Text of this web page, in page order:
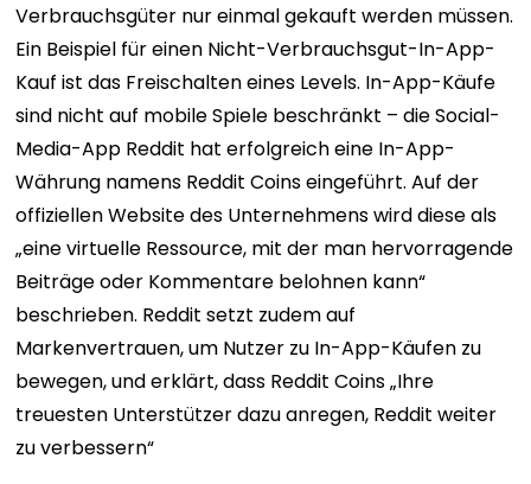
Verbrauchsgüter nur einmal gekauft werden müssen.
Ein Beispiel für einen Nicht-Verbrauchsgut-In-App-
Kauf ist das Freischalten eines Levels. In-App-Käufe
sind nicht auf mobile Spiele beschränkt – die Social-
Media-App Reddit hat erfolgreich eine In-App-
Währung namens Reddit Coins eingeführt. Auf der
offiziellen Website des Unternehmens wird diese als
„eine virtuelle Ressource, mit der man hervorragende
Beiträge oder Kommentare belohnen kann“
beschrieben. Reddit setzt zudem auf
Markenvertrauen, um Nutzer zu In-App-Käufen zu
bewegen, und erklärt, dass Reddit Coins „Ihre
treuesten Unterstützer dazu anregen, Reddit weiter
zu verbessern“